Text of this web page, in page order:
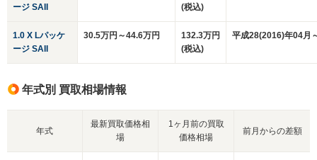
ージ SAII
(税込)
1.0 X Lパッケ
ージ SAII
30.5万円～44.6万円
132.3万円
(税込)
平成28(2016)年04月
年式別 買取相場情報
年式
最新買取価格相
場
1ヶ月前の買取
価格相場
前月からの差額